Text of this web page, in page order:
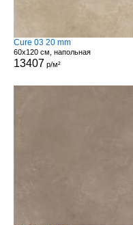
Cure 03 20 mm
60x120 см, напольная
13407 р/м²